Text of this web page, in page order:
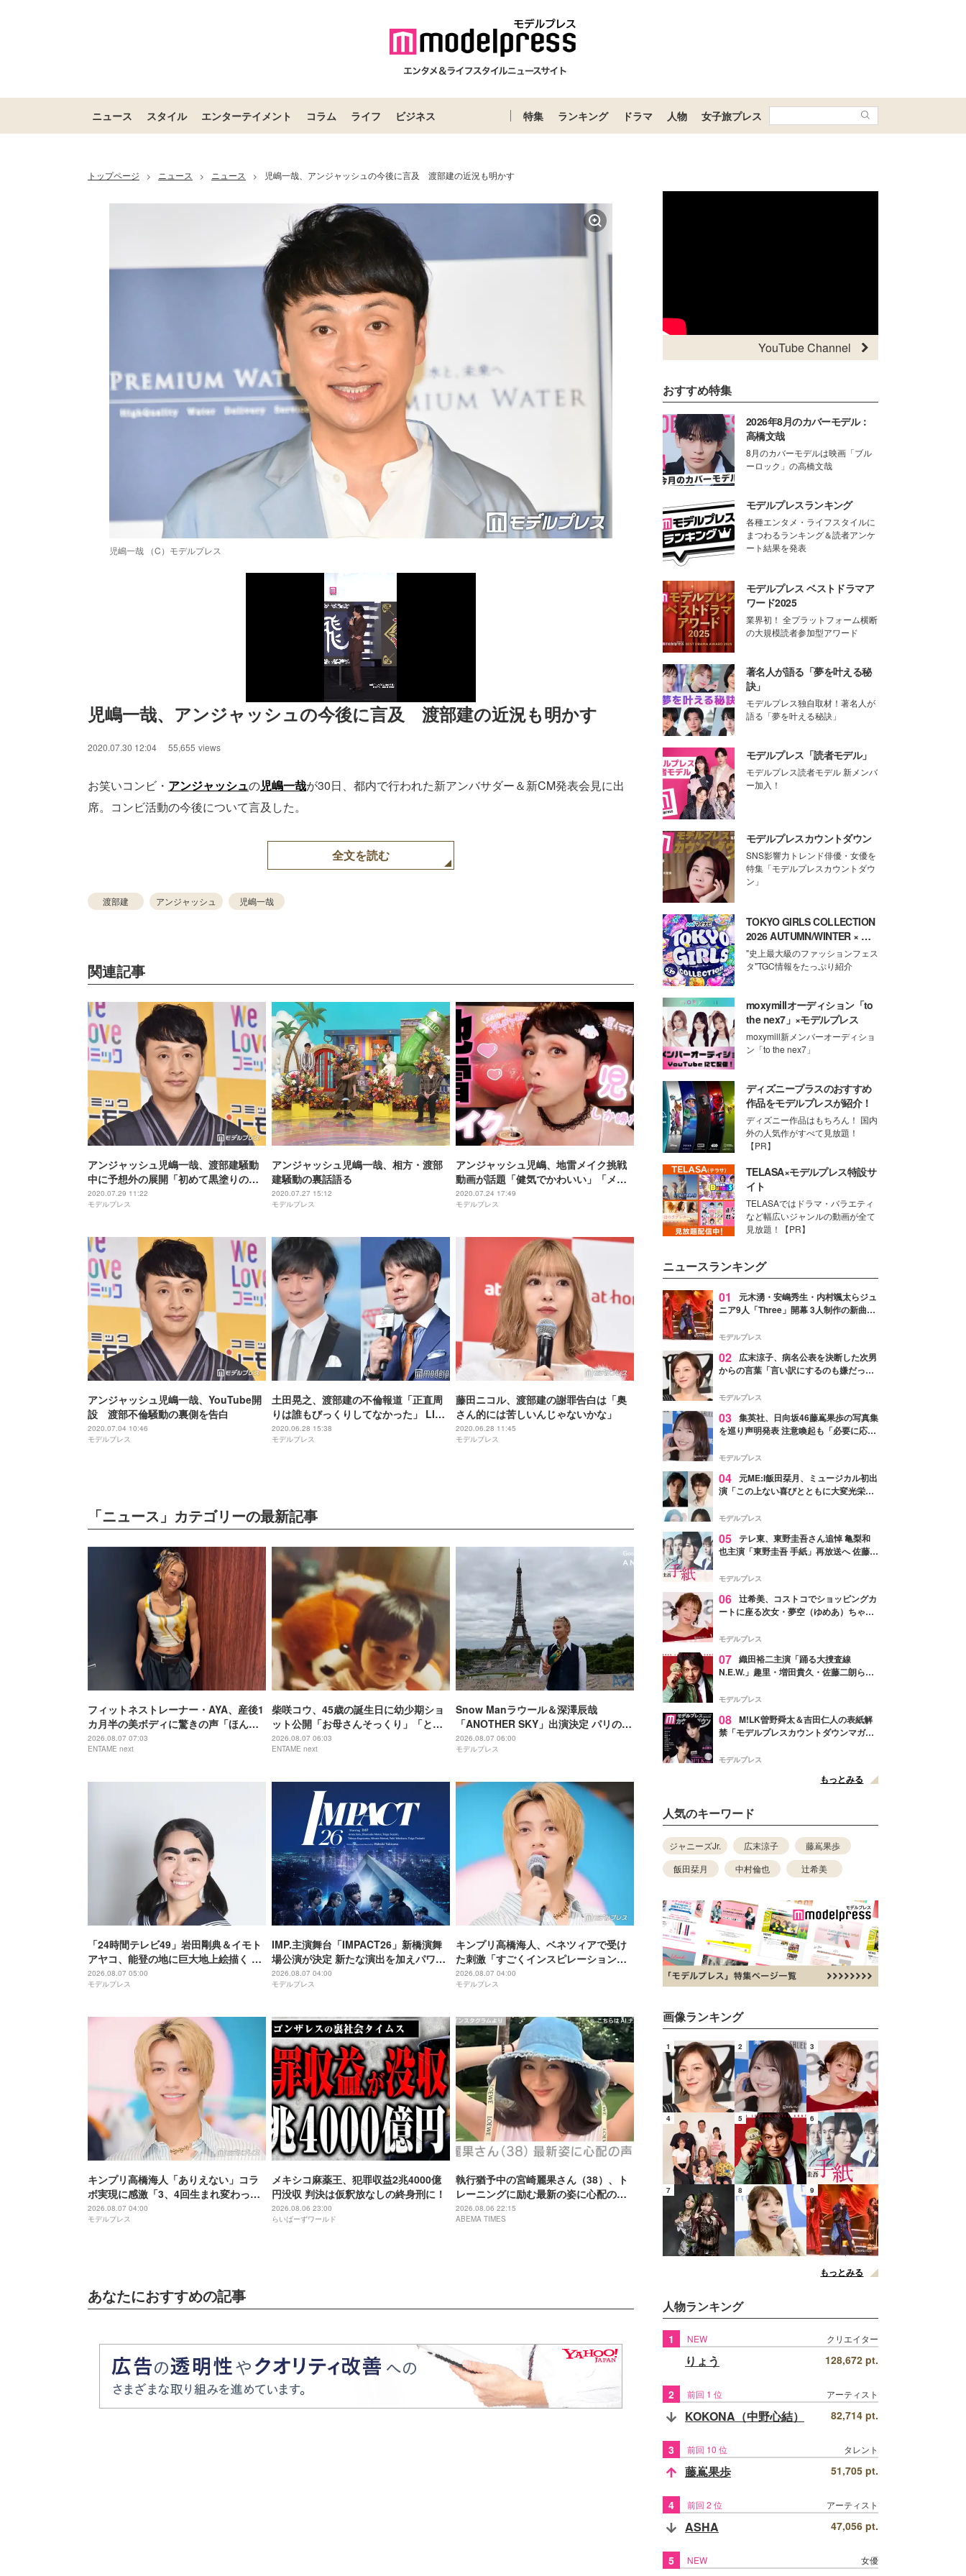
ニュース スタイル エンターテイメント コラム ライフ ビジネス 特集 ランキング ドラマ 人物 女子旅プレス
トップページ > ニュース > ニュース > 児嶋一哉、アンジャッシュの今後に言及 渡部建の近況も明かす
児嶋一哉 （C）モデルプレス
児嶋一哉、アンジャッシュの今後に言及　渡部建の近況も明かす
2020.07.30 12:04 55,655 views
お笑いコンビ・ アンジャッシュの児嶋一哉が30日、都内で行われた新アンバサダー＆新CM発表会見に出
席。コンビ活動の今後について言及した。
全文を読む
渡部建 アンジャッシュ 児嶋一哉
関連記事
アンジャッシュ児嶋一哉、渡部建騒動
中に予想外の展開「初めて黒塗りのワ
ゴン車で…」
2020.07.29 11:22
モデルプレス
アンジャッシュ児嶋一哉、相方・渡部
建騒動の裏話語る
2020.07.27 15:12
モデルプレス
アンジャッシュ児嶋、地雷メイク挑戦
動画が話題「健気でかわいい」「メイ
ク上手い」
2020.07.24 17:49
モデルプレス
アンジャッシュ児嶋一哉、YouTube開
設 渡部不倫騒動の裏側を告白
2020.07.04 10:46
モデルプレス
土田晃之、渡部建の不倫報道「正直周
りは誰もびっくりしてなかった」 LINE
のやり取りも明かす
2020.06.28 15:38
モデルプレス
藤田ニコル、渡部建の謝罪告白は「奥
さん的には苦しいんじゃないかな」
2020.06.28 11:45
モデルプレス
「ニュース」カテゴリーの最新記事
フィットネストレーナー・AYA、産後1
カ月半の美ボディに驚きの声「ほんと
に出産したのー？」
2026.08.07 07:03
ENTAME next
柴咲コウ、45歳の誕生日に幼少期ショ
ット公開「お母さんそっくり」「とん
でもなくかわいい」
2026.08.07 06:03
ENTAME next
Snow Manラウール＆深澤辰哉
「ANOTHER SKY」出演決定 パリの所
属事務所・祖父母と通った武蔵小山…
それぞれの思い出の地へ
2026.08.07 06:00
モデルプレス
「24時間テレビ49」岩田剛典＆イモト
アヤコ、能登の地に巨大地上絵描く 完
成披露にはサプライズアーティストも
登場予定
2026.08.07 05:00
モデルプレス
IMP.主演舞台「IMPACT26」新橋演舞
場公演が決定 新たな演出を加えパワー
アップ
2026.08.07 04:00
モデルプレス
キンプリ高橋海人、ベネツィアで受け
た刺激「すごくインスピレーション溢
れる街」
2026.08.07 04:00
モデルプレス
キンプリ高橋海人「ありえない」コラ
ボ実現に感激「3、4回生まれ変わって
もできない」
2026.08.07 04:00
モデルプレス
メキシコ麻薬王、犯罪収益2兆4000億
円没収 判決は仮釈放なしの終身刑に！
2026.08.06 23:00
らいばーずワールド
執行猶予中の宮崎麗果さん（38）、ト
レーニングに励む最新の姿に心配の声
「痩せ過ぎ」「なんだか痛々しい…」
2026.08.06 22:15
ABEMA TIMES
あなたにおすすめの記事
YouTube Channel
おすすめ特集
2026年8月のカバーモデル：
高橋文哉
8月のカバーモデルは映画「ブル
ーロック」の高橋文哉
モデルプレスランキング
各種エンタメ・ライフスタイルに
まつわるランキング＆読者アンケ
ート結果を発表
モデルプレス ベストドラマア
ワード2025
業界初！ 全プラットフォーム横断
の大規模読者参加型アワード
著名人が語る「夢を叶える秘
訣」
モデルプレス独自取材！著名人が
語る「夢を叶える秘訣」
モデルプレス「読者モデル」
モデルプレス読者モデル 新メンバ
ー加入！
モデルプレスカウントダウン
SNS影響力トレンド俳優・女優を
特集「モデルプレスカウントダウ
ン」
TOKYO GIRLS COLLECTION
2026 AUTUMN/WINTER × モ
デルプレス
"史上最大級のファッションフェス
タ"TGC情報をたっぷり紹介
moxymillオーディション「to
the nex7」×モデルプレス
moxymill新メンバーオーディショ
ン「to the nex7」
ディズニープラスのおすすめ
作品をモデルプレスが紹介！
ディズニー作品はもちろん！ 国内
外の人気作がすべて見放題！
【PR】
TELASA×モデルプレス特設サ
イト
TELASAではドラマ・バラエティ
など幅広いジャンルの動画が全て
見放題！【PR】
ニュースランキング
01
元木湧・安嶋秀生・内村颯太らジュ
ニア9人「Three」開幕 3人制作の新曲＆
進んで夢を掴みたい」【ゲネプロレポ】
モデルプレス
02
広末涼子、病名公表を決断した次男
からの言葉「言い訳にするのも嫌だっ
モデルプレス
03 集英社、日向坂46藤嶌果歩の写真集
を巡り声明発表 注意喚起も「必要に応じ
モデルプレス
04 元ME:I飯田栞月、ミュージカル初出
演「この上ない喜びとともに大変光栄」
ャスト発表
モデルプレス
05 テレ東、東野圭吾さん追悼 亀梨和
也主演「東野圭吾 手紙」再放送へ 佐藤隆
モデルプレス
06 辻希美、コストコでショッピングカ
ートに座る次女・夢空（ゆめあ）ちゃん
ぎ」「成長を感じる」の声
モデルプレス
07 織田裕二主演「踊る大捜査線
N.E.W.」趣里・増田貴久・佐藤二朗ら新
徴する“謎のキーワード”も
モデルプレス
08 M!LK曽野舜太＆吉田仁人の表紙解
禁「モデルプレスカウントダウンマガジ
モデルプレス
もっとみる
人気のキーワード
ジャニーズJr. 広末涼子
藤嶌果歩
飯田栞月
中村倫也 辻希美
画像ランキング
1 2 3
4 5 6
7 8 9
もっとみる
人物ランキング
1 NEW クリエイター
りょう 128,672 pt.
2 前回 1 位 アーティスト
KOKONA（中野心結） 82,714 pt.
3 前回 10 位 タレント
藤嶌果歩 51,705 pt.
4 前回 2 位 アーティスト
ASHA 47,056 pt.
5 NEW 女優